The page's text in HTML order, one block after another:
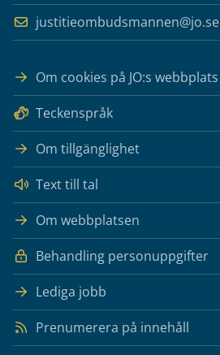
justitieombudsmannen@jo.se
Om cookies på JO:s webbplats
Teckenspråk
Om tillgänglighet
Text till tal
Om webbplatsen
Behandling personuppgifter
Lediga jobb
Prenumerera på innehåll